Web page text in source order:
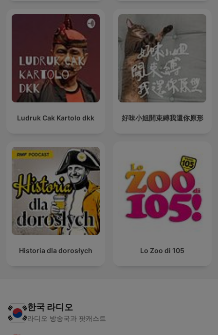
Ludruk Cak Kartolo dkk 好味小姐開束縛我還你原形
Historia dla dorosłych Lo Zoo di 105
한국 라디오
라디오 방송국과 팟캐스트